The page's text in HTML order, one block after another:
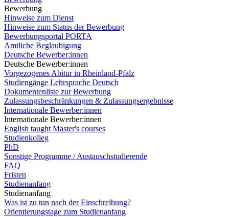
Bewerbung
Hinweise zum Dienst
Hinweise zum Status der Bewerbung
Bewerbungsportal PORTA
Amtliche Beglaubigung
Deutsche Bewerber:innen
Deutsche Bewerber:innen
Vorgezogenes Abitur in Rheinland-Pfalz
Studiengänge Lehrsprache Deutsch
Dokumentenliste zur Bewerbung
Zulassungsbeschränkungen & Zulassungsergebnisse
Internationale Bewerber:innen
Internationale Bewerber:innen
English taught Master's courses
Studienkolleg
PhD
Sonstige Programme / Austauschstudierende
FAQ
Fristen
Studienanfang
Studienanfang
Was ist zu tun nach der Einschreibung?
Orientierungstage zum Studienanfang